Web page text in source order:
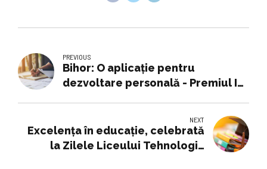
PREVIOUS
Bihor: O aplicație pentru
dezvoltare personală - Premiul I
NEXT
Excelența în educație, celebrată
la Zilele Liceului Tehnologic